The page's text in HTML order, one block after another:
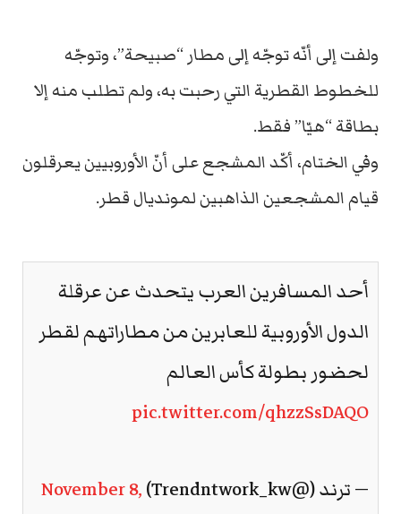
ولفت إلى أنّه توجّه إلى مطار “صبيحة”، وتوجّه
للخطوط القطرية التي رحبت به، ولم تطلب منه إلا
بطاقة “هيّا” فقط.
وفي الختام، أكّد المشجع على أنّ الأوروبيين يعرقلون
قيام المشجعين الذاهبين لمونديال قطر.
أحد المسافرين العرب يتحدث عن عرقلة
الدول الأوروبية للعابرين من مطاراتهم لقطر
لحضور بطولة كأس العالم
pic.twitter.com/qhzzSsDAQO
— ترند (@Trendntwork_kw)
November 8,